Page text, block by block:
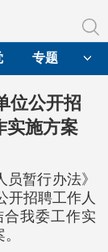
专题
位公开招
实施方案
暂行办法》
开招聘工作人
我委工作实